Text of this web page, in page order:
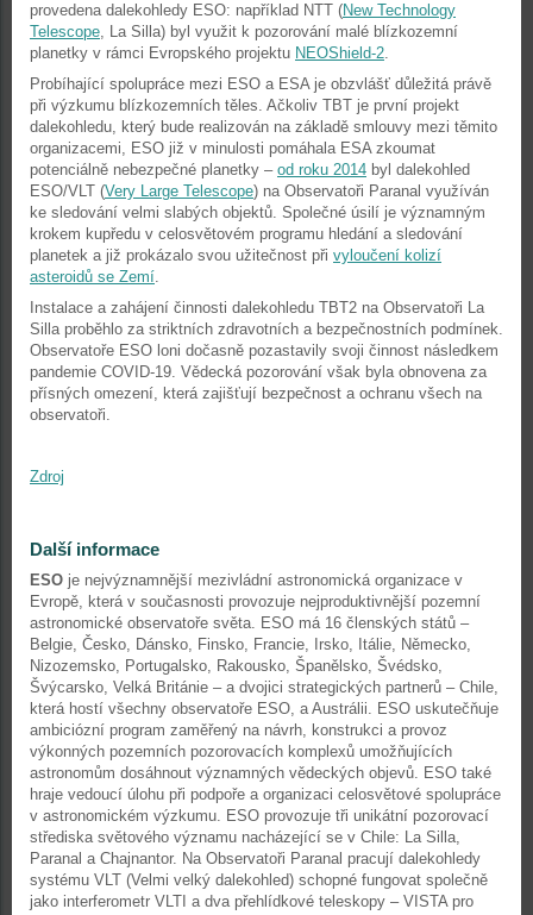
provedena dalekohledy ESO: například NTT (New Technology
Telescope, La Silla) byl využit k pozorování malé blízkozemní
planetky v rámci Evropského projektu NEOShield-2.
Probíhající spolupráce mezi ESO a ESA je obzvlášť důležitá právě
při výzkumu blízkozemních těles. Ačkoliv TBT je první projekt
dalekohledu, který bude realizován na základě smlouvy mezi těmito
organizacemi, ESO již v minulosti pomáhala ESA zkoumat
potenciálně nebezpečné planetky – od roku 2014 byl dalekohled
ESO/VLT (Very Large Telescope) na Observatoři Paranal využíván
ke sledování velmi slabých objektů. Společné úsilí je významným
krokem kupředu v celosvětovém programu hledání a sledování
planetek a již prokázalo svou užitečnost při vyloučení kolizí
asteroidů se Zemí.
Instalace a zahájení činnosti dalekohledu TBT2 na Observatoři La
Silla proběhlo za striktních zdravotních a bezpečnostních podmínek.
Observatoře ESO loni dočasně pozastavily svoji činnost následkem
pandemie COVID-19. Vědecká pozorování však byla obnovena za
přísných omezení, která zajišťují bezpečnost a ochranu všech na
observatoři.
Zdroj
Další informace
ESO je nejvýznamnější mezivládní astronomická organizace v
Evropě, která v současnosti provozuje nejproduktivnější pozemní
astronomické observatoře světa. ESO má 16 členských států –
Belgie, Česko, Dánsko, Finsko, Francie, Irsko, Itálie, Německo,
Nizozemsko, Portugalsko, Rakousko, Španělsko, Švédsko,
Švýcarsko, Velká Británie – a dvojici strategických partnerů – Chile,
která hostí všechny observatoře ESO, a Austrálii. ESO uskutečňuje
ambiciózní program zaměřený na návrh, konstrukci a provoz
výkonných pozemních pozorovacích komplexů umožňujících
astronomům dosáhnout významných vědeckých objevů. ESO také
hraje vedoucí úlohu při podpoře a organizaci celosvětové spolupráce
v astronomickém výzkumu. ESO provozuje tři unikátní pozorovací
střediska světového významu nacházející se v Chile: La Silla,
Paranal a Chajnantor. Na Observatoři Paranal pracují dalekohledy
systému VLT (Velmi velký dalekohled) schopné fungovat společně
jako interferometr VLTI a dva přehlídkové teleskopy – VISTA pro